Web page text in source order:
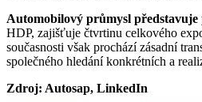
Automobilový průmysl představuje
HDP, zajišťuje čtvrtinu celkového
současnosti však prochází zásadní
společného hledání konkrétních a
Zdroj: Autosap, LinkedIn